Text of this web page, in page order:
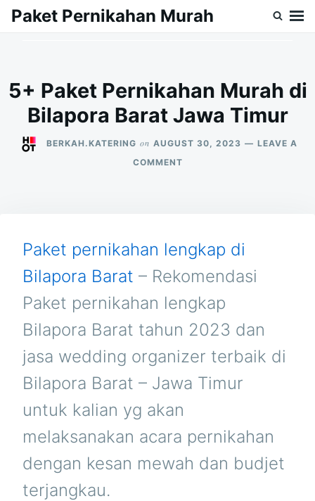
SkipSearch
Paket Pernikahan Murah
5+ Paket Pernikahan Murah di
Bilapora Barat Jawa Timur
BERKAH.KATERING on AUGUST 30, 2023
LEAVE A
COMMENTON
BILAPORA
BARAT
TIMUR
Paket pernikahan lengkap di
Bilapora Barat – Rekomendasi
Paket pernikahan lengkap
Bilapora Barat tahun 2023 dan
jasa wedding organizer terbaik di
Bilapora Barat – Jawa Timur
untuk kalian yg akan
melaksanakan acara pernikahan
dengan kesan mewah dan budjet
terjangkau.